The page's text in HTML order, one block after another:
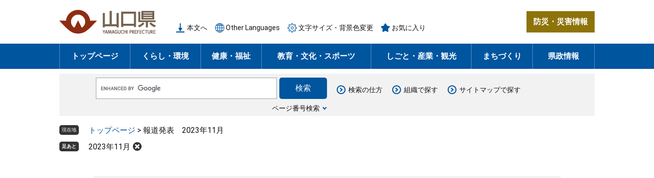
の
頭
ー
飛
本文へ Other Languages 文字サイズ・背景色変更 お気に入り
防災・災害情報
トップページ くらし・環境 健康・福祉 教育・文化・スポーツ しごと・産業・観光 まちづくり 県政情報
o
e
ス
ページ番号検索
検索の仕方 組織で探す サイトマップで探す
現在地 トップページ > 報道発表 2023年11月
足あと 2023年11月